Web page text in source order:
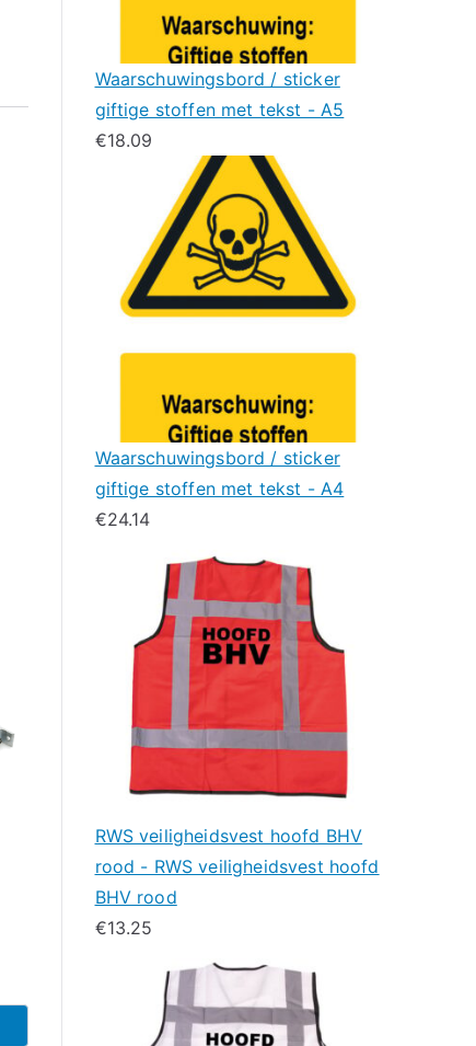
Waarschuwingsbord / sticker
giftige stoffen met tekst - A5
€18.09
Waarschuwingsbord / sticker
giftige stoffen met tekst - A4
€24.14
RWS veiligheidsvest hoofd BHV
rood - RWS veiligheidsvest hoofd
BHV rood
€13.25